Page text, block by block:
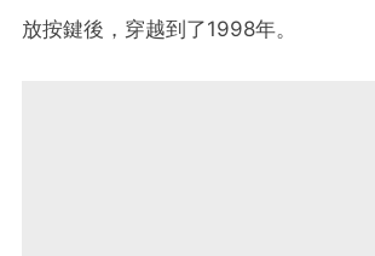
放按鍵後，穿越到了1998年。